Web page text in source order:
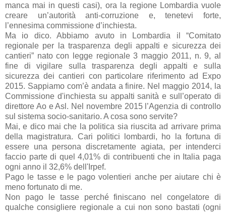
manca mai in questi casi), ora la regione Lombardia vuole
creare un’autorità anti-corruzione e, tenetevi forte,
l’ennesima commissione d’inchiesta.
Ma io dico. Abbiamo avuto in Lombardia il “Comitato
regionale per la trasparenza degli appalti e sicurezza dei
cantieri” nato con legge regionale 3 maggio 2011, n. 9, al
fine di vigilare sulla trasparenza degli appalti e sulla
sicurezza dei cantieri con particolare riferimento ad Expo
2015. Sappiamo com’è andata a finire. Nel maggio 2014, la
Commissione d'inchiesta su appalti sanità e sull’operato di
direttore Ao e Asl. Nel novembre 2015 l’Agenzia di controllo
sul sistema socio-sanitario. A cosa sono servite?
Mai, e dico mai che la politica sia riuscita ad arrivare prima
della magistratura. Cari politici lombardi, ho la fortuna di
essere una persona discretamente agiata, per intenderci
faccio parte di quel 4,01% di contribuenti che in Italia paga
ogni anno il 32,6% dell'Irpef.
Pago le tasse e le pago volentieri anche per aiutare chi è
meno fortunato di me.
Non pago le tasse perché finiscano nel congelatore di
qualche consigliere regionale a cui non sono bastati (ogni